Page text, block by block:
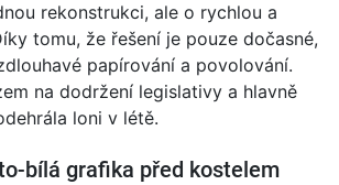
rekonstrukci, ale o rychlou a
tomu, že řešení je pouze dočasné,
papírování a povolování.
na dodržení legislativy a hlavně
loni v létě.
bílá grafika před kostelem